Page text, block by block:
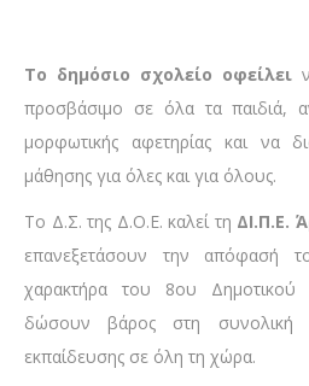
Το δημόσιο σχολείο οφείλει
προσβάσιμο σε όλα τα παιδιά,
μορφωτικής αφετηρίας και να
μάθησης για όλες και για όλους.
Το Δ.Σ. της Δ.Ο.Ε. καλεί τη ΔΙ.Π.Ε.
επανεξετάσουν την απόφασή
χαρακτήρα του 8ου Δημοτικού
δώσουν βάρος στη συνολική
εκπαίδευσης σε όλη τη χώρα.